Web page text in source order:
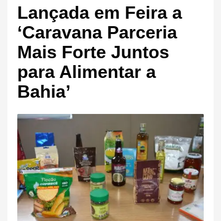
Lançada em Feira a
‘Caravana Parceria
Mais Forte Juntos
para Alimentar a
Bahia’